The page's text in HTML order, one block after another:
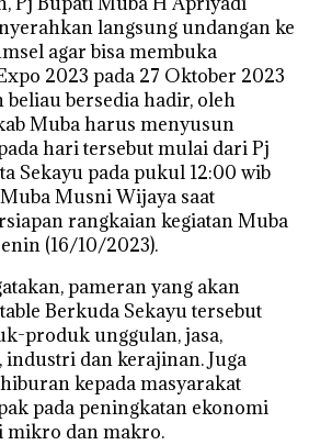
langsung undangan ke
agar bisa membuka
2023 pada 27 Oktober 2023
bersedia hadir, oleh
Muba harus menyusun
hari tersebut mulai dari Pj
Sekayu pada pukul 12:00 wib
Musni Wijaya saat
rangkaian kegiatan Muba
(16/10/2023).
pameran yang akan
Berkuda Sekayu tersebut
produk unggulan, jasa,
industri dan kerajinan. Juga
kepada masyarakat
pada peningkatan ekonomi
mikro dan makro.